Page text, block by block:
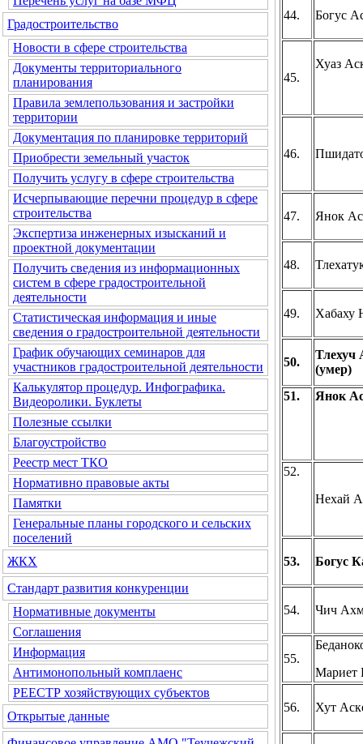
Градостроительство
Новости в сфере строительства
Документы территориального
планирования
Правила землепользования и застройки
территории
Документация по планировке территорий
Приобрести земельный участок
Получить услугу в сфере строительства
Исчерпывающие перечни процедур в сфере
строительства
Экспертиза инженерных изысканий и
проектной документации
Получить сведения из информационных
систем в сфере градостроительной
деятельности
Статистическая информация и иные
сведения о градостроительной деятельности
График обучающих семинаров для
участников градостроительной деятельности
Калькулятор процедур. Инфографика.
Видеоролики. Буклеты
Полезные ссылки
Благоустройство
Реестр мест ТКО
Нормативно правовые акты
Памятки
Генеральные планы городского и сельских
поселений
ЖКХ
Стандарт развития конкуренции
Нормативные документы
Соглашения
Информация
Антимонопольный комплаенс
РЕЕСТР хозяйствующих субъектов
Открытые данные
44. Богус
45.
Хуаз
46.
47. Янок
48.
49. Хабаху
50.
Тлехуч
(умер)
51.
Янок
52.
Нехай
53. Богус
54. Чич
55.
Мариет
56. Хут